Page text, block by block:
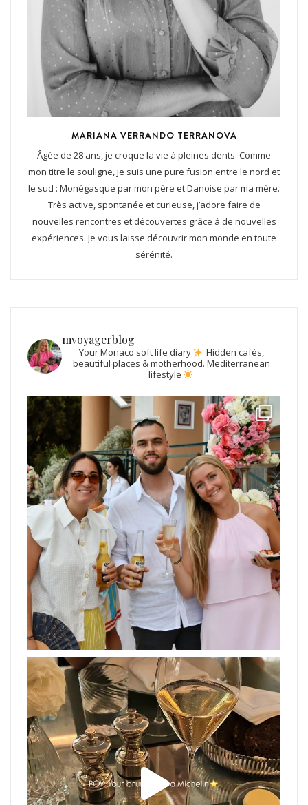
MARIANA VERRANDO TERRANOVA
Âgée de 28 ans, je croque la vie à pleines dents. Comme
mon titre le souligne, je suis une pure fusion entre le nord et
le sud : Monégasque par mon père et Danoise par ma mère.
Très active, spontanée et curieuse, j’adore faire de
nouvelles rencontres et découvertes grâce à de nouvelles
expériences. Je vous laisse découvrir mon monde en toute
sérénité.
mvoyagerblog
Your Monaco soft life diary
Hidden cafés,
beautiful places & motherhood. Mediterranean
lifestyle